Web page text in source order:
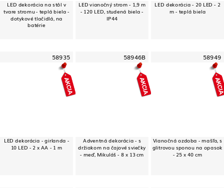
LED dekorácia na stôl v
tvare stromu - teplá biela -
dotykové tlačidlá, na
batérie
LED vianočný strom - 1,9 m
- 120 LED, studená biela -
IP44
LED dekorácia - 20 LED - 2
m - teplá biela
58935
LED dekorácia - girlanda -
10 LED - 2 x AA - 1 m
58946B
Adventná dekorácia - s
držiakom na čajové sviečky
- meď, Mikuláš - 8 x 13 cm
58949
Vianočná ozdoba - mašľa, s
glitrovou sponou na opasok
- 25 x 40 cm